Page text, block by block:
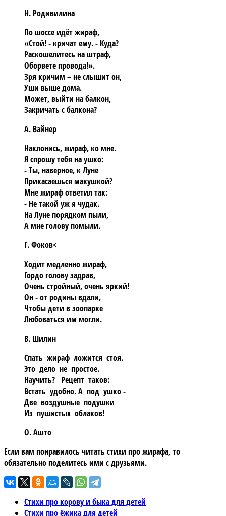
Н. Родивилина
По шоссе идёт жираф,
«Стой! - кричат ему. - Куда?
Раскошелитесь на штраф,
Оборвете провода!».
Зря кричим – не слышит он,
Уши выше дома.
Может, выйти на балкон,
Закричать с балкона?
А. Вайнер
Наклонись, жираф, ко мне.
Я спрошу тебя на ушко:
- Ты, наверное, к Луне
Прикасаешься макушкой?
Мне жираф ответил так:
- Не такой уж я чудак.
На Луне порядком пыли,
А мне голову помыли.
Г. Фоков<
Ходит медленно жираф,
Гордо голову задрав,
Очень стройный, очень яркий!
Он - от родины вдали,
Чтобы дети в зоопарке
Любоваться им могли.
В. Шилин
Спать жираф ложится стоя.
Это дело не простое.
Научить? Рецепт таков:
Встать удобно. А под ушко -
Две воздушные подушки
Из пушистых облаков!
О. Ашто
Если вам понравилось читать стихи про жирафа, то
обязательно поделитесь ими с друзьями.
Стихи про корову и быка для детей
Стихи про ёжика для детей